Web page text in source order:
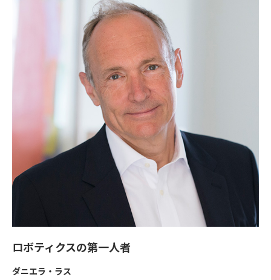
ロボティクスの第一人者
ダニエラ・ラス